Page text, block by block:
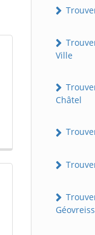
Ville
Châtel